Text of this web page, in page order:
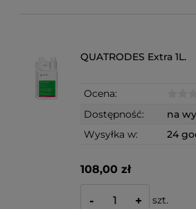
QUATRODES Extra 1L.
Ocena:
Dostępność:
na
Wysyłka w:
24
108,00 zł
- + szt.